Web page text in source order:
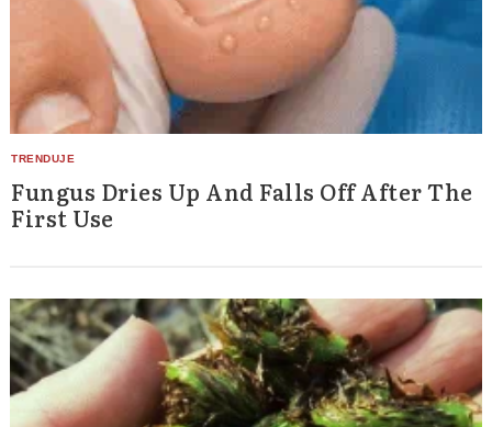
Fungus Dries Up And Falls Off After The
First Use